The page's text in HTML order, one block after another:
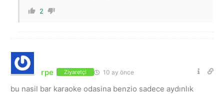
2
rpe Ziyaretçi 10 ay önce
bu nasil bar karaoke odasina benzio sadece aydınlık